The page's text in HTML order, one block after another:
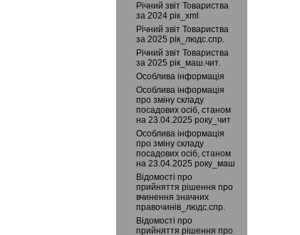
Річний звіт Товариства
за 2024 рік_xml
Річний звіт Товариства
за 2025 рік_людс.спр.
Річний звіт Товариства
за 2025 рік_маш.чит.
Особлива інформація
Особлива інформація
про зміну складу
посадових осіб, станом
на 23.04.2025 року_чит
Особлива інформація
про зміну складу
посадових осіб, станом
на 23.04.2025 року_маш
Відомості про
прийняття рішення про
вчинення значних
правочинів_людс.спр.
Відомості про
прийняття рішення про